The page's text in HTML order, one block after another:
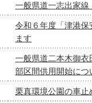
一般県道一志出家
令和６年度「津港
ます
一般県道二本木御
部区間供用開始につ
栗真環境公園の車